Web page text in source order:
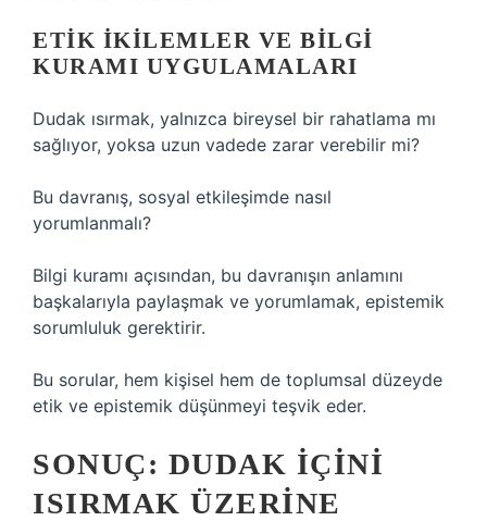
ETIK İKILEMLER VE BILGI
KURAMI UYGULAMALARI
Dudak ısırmak, yalnızca bireysel bir rahatlama mı
sağlıyor, yoksa uzun vadede zarar verebilir mi?
Bu davranış, sosyal etkileşimde nasıl
yorumlanmalı?
Bilgi kuramı açısından, bu davranışın anlamını
başkalarıyla paylaşmak ve yorumlamak, epistemik
sorumluluk gerektirir.
Bu sorular, hem kişisel hem de toplumsal düzeyde
etik ve epistemik düşünmeyi teşvik eder.
SONUÇ: DUDAK İÇINI
ISIRMAK ÜZERINE